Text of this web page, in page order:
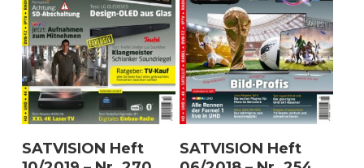
In den Warenkorb
SATVISION Heft
In den Warenkorb
SATVISION Heft